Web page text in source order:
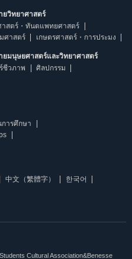
ยวิทยาศาสตร์
สตร์・ทันตแพทยศาสตร์
ศาสตร์ เกษตรศาสตร์・การประมง
มนุษยศาสตร์และวิทยาศาสตร์
ชีวภาพ
ศิลปกรรม
ารศึกษา
中文（繁體字）
한국어
Cultural Association&Benesse